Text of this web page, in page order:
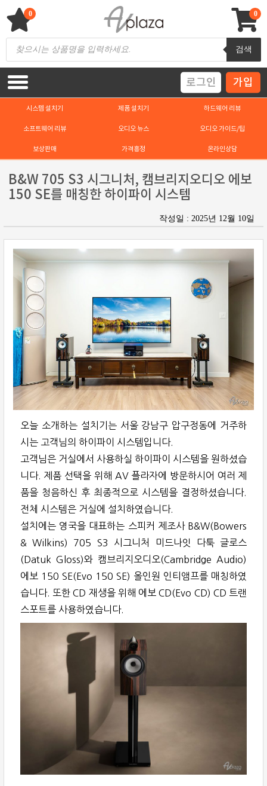
content
AV 플라자
하이파이 / 홈씨어터 전문 쇼핑몰
Products
search
검색
0
0
로그인 가입
시스템 설치기 제품 설치기 하드웨어 리뷰
소프트웨어 리뷰 오디오 뉴스 오디오 가이드/팁
보상판매 가격흥정 온라인상담
B&W 705 S3 시그니처, 캠브리지오디오 에보
150 SE를 매칭한 하이파이 시스템
작성일 : 2025년 12월 10일
오늘 소개하는 설치기는 서울 강남구 압구정동에 거주하
시는 고객님의 하이파이 시스템입니다.
고객님은 거실에서 사용하실 하이파이 시스템을 원하셨습
니다. 제품 선택을 위해 AV 플라자에 방문하시어 여러 제
품을 청음하신 후 최종적으로 시스템을 결정하셨습니다.
전체 시스템은 거실에 설치하였습니다.
설치에는 영국을 대표하는 스피커 제조사 B&W(Bowers
& Wilkins) 705 S3 시그니처 미드나잇 다툭 글로스
(Datuk Gloss)와 캠브리지오디오(Cambridge Audio)
에보 150 SE(Evo 150 SE) 올인원 인티앰프를 매칭하였
습니다. 또한 CD 재생을 위해 에보 CD(Evo CD) CD 트랜
스포트를 사용하였습니다.